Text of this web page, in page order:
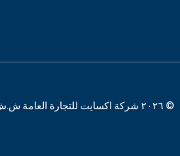
© ٢٠٢٦ شركة اكسايت للتجارة العامة ش.ش.و